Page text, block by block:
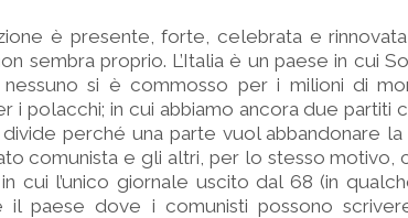
è presente, forte, celebrata e
sembra proprio. L’Italia è un paese in cui
si è commosso per i milioni di
i polacchi; in cui abbiamo ancora due partiti
perché una parte vuol abbandonare
comunista e gli altri, per lo stesso motivo,
cui l’unico giornale uscito dal 68 (in
il paese dove i comunisti possono